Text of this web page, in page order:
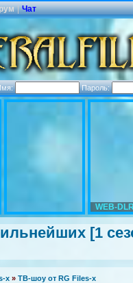
| Чат
Пароль:
WEB-
[1
x » ТВ-шоу от RG Files-x